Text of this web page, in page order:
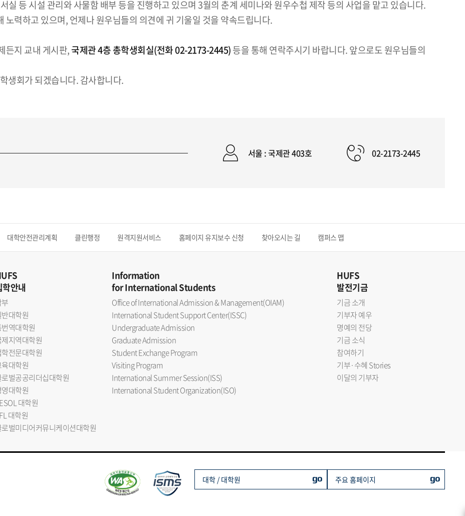
실 등 시설 관리와 사물함 배부 등을 진행하고 있으며 3월의 춘계 세미나와 원우수첩 제작 등의 사업을 맡고 있습니다.
력하고 있으며, 언제나 원우님들의 의견에 귀 기울일 것을 약속드립니다.
든지 교내 게시판,국제관 4층 총학생회실(전화 02-2173-2445)등을 통해 연락주시기 바랍니다. 앞으로도 원우님들의
생회가 되겠습니다. 감사합니다.
서울 : 국제관 403호 02-2173-2445
대학안전관리계획 클린행정 원격지원서비스 홈페이지 유지보수 신청 찾아오시는 길 캠퍼스 맵
학안내
반대학원
번역대학원
제지역대학원
학전문대학원
육대학원
로벌공공리더십대학원
영대학원
대학원
대학원
로벌미디어커뮤니케이션대학원
Information
for International Students
Office of International Admission & Management(OIAM)
International Student Support Center(ISSC)
Undergraduate Admission
Graduate Admission
Student Exchange Program
Visiting Program
International Summer Session(ISS)
International Student Organization(ISO)
HUFS
발전기금
기금 소개
기부자 예우
명예의 전당
기금 소식
참여하기
기부·수혜 Stories
이달의 기부자
대학 / 대학원 go 주요 홈페이지 go